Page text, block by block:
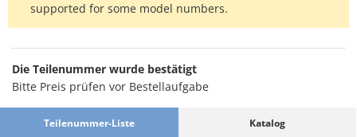
supported for some model numbers.
Die Teilenummer wurde bestätigt
Bitte Preis prüfen vor Bestellaufgabe
Teilenummer-Liste Katalog